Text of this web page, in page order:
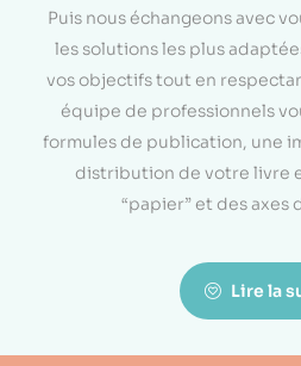
Puis nous échangeons avec
les solutions les plus
vos objectifs tout en
équipe de professionnels
formules de publication, une
distribution de votre livre
“papier” et des axes
Lire la